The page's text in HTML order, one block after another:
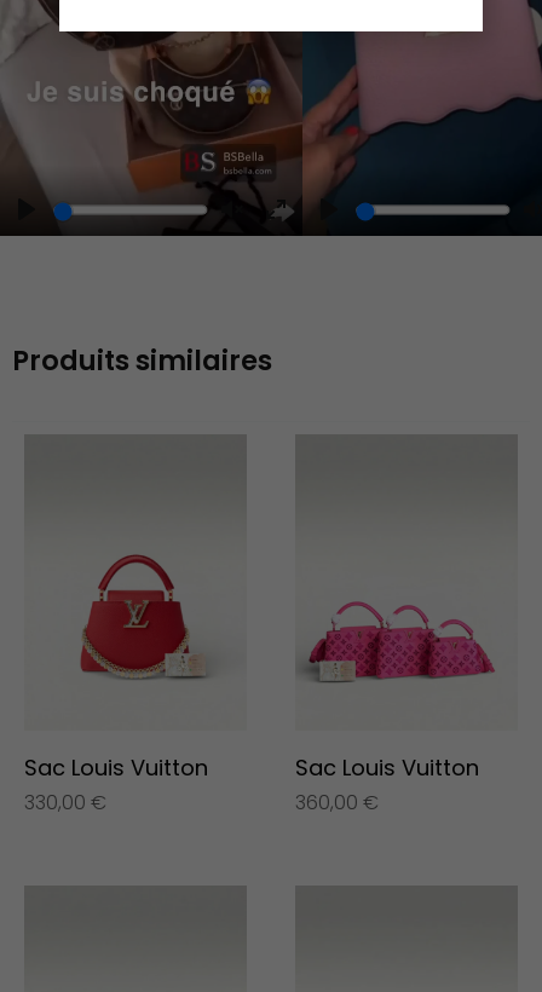
Play UnmuteEnter
Produits similaires
Sac Louis Vuitton
330,00 €
Sac Louis Vuitton
360,00 €